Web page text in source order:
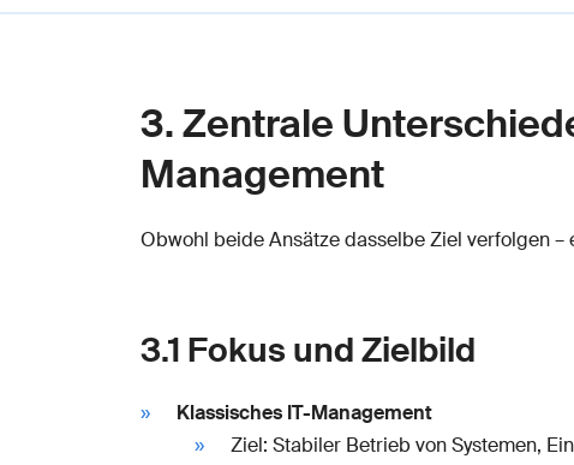
3. Zentrale
Management
Obwohl beide Ansätze dasselbe Ziel verfolgen
3.1 Fokus und Zielbild
Klassisches IT-Management
Ziel: Stabiler Betrieb von Systemen,